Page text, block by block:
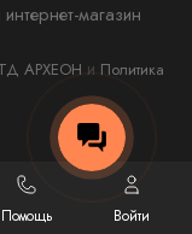
магазин
ТД АРХЕОН и Политика
Помощь Войти